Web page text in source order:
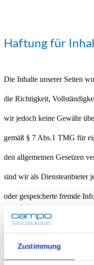
Zustimmung
Haftung für
Die Inhalte unserer Seiten
die Richtigkeit,
wir jedoch keine Gewähr
gemäß § 7 Abs.1 TMG für
den allgemeinen Gesetzen
sind wir als Diensteanbieter
oder gespeicherte fremde
Umständen zu forschen, die
hinweisen. Verpflichtungen
Nutzung von Informationen